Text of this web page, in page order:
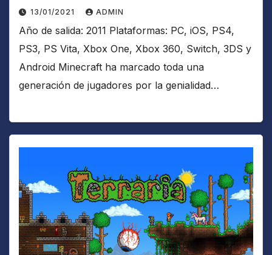
13/01/2021 ADMIN
Año de salida: 2011 Plataformas: PC, iOS, PS4,
PS3, PS Vita, Xbox One, Xbox 360, Switch, 3DS y
Android Minecraft ha marcado toda una
generación de jugadores por la genialidad…